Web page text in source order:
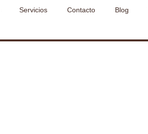
Servicios Contacto Blog